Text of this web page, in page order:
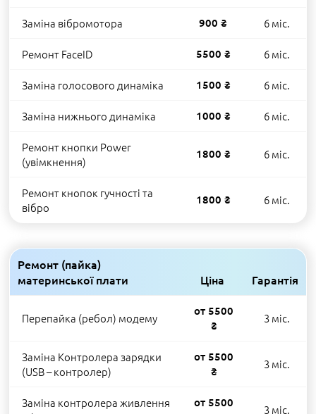
Заміна вібромотора 900 ₴ 6 міс.
Ремонт FaceID 5500 ₴ 6 міс.
Заміна голосового динаміка 1500 ₴ 6 міс.
Заміна нижнього динаміка 1000 ₴ 6 міс.
Ремонт кнопки Power
(увімкнення)
1800 ₴ 6 міс.
Ремонт кнопок гучності та
вібро
1800 ₴ 6 міс.
Ремонт (пайка)
материнської плати
Ціна Гарантія
Перепайка (ребол) модему
от 5500
₴
3 міс.
Заміна Контролера зарядки
(USB – контролер)
от 5500
₴
3 міс.
Заміна контролера живлення
от 5500
3 міс.